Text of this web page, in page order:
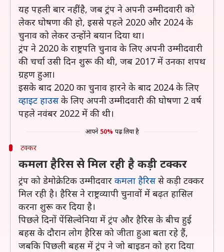
यह पहली बार नहीं है, जब ट्रंप ने अपनी उम्मीदवारी को
लेकर घोषणा की हो, इससे पहले 2020 और 2024 के
चुनाव को लेकर उन्होंने बयान दिया था।
ट्रंप ने 2020 के राष्ट्रपति चुनाव के लिए अपनी उम्मीदवारी
की चर्चा उसी दिन शुरू की थी, जब 2017 में उनका शपथ
ग्रहण हुआ।
इसके बाद 2020 का चुनाव हारने के बाद 2024 के लिए
व्हाइट हाउसके लिए अपनी उम्मीदवारी की घोषणा 2 वर्ष
पहले नवंबर 2022 में की थी।
आपने 50% पढ़ लिया है
टक्कर
कमला हैरिस से मिल रही है कड़ी टक्कर
ट्रंप को डेमोक्रेटिक उम्मीदवार कमला हैरिससे कड़ी टक्कर
मिल रही है। हैरिस ने राष्ट्रव्यापी चुनावों में बढ़त हासिल
करना शुरू कर दिया है।
पिछले दिनों पेंसिल्वेनिया में ट्रंप और हैरिस के बीच हुई
बहस के दौरान लोग हैरिस को जीता हुआ बता रहे हैं,
जबकि पिछली बहस में ट्रंप ने जो बाइडन को हरा दिया